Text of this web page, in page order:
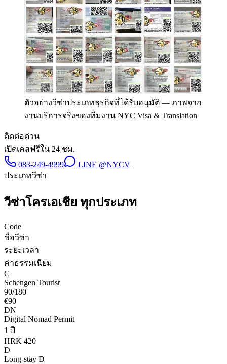
ตัวอย่างวีซ่าประเภทธุรกิจที่ได้รับอนุมัติ — ภาพจาก
งานบริการจริงของทีมงาน NYC Visa & Translation
ติดต่อด่วน
เปิดเคสฟรีใน 24 ชม.
083-249-4999
LINE @NYCV
ประเภทวีซ่า
วีซ่าโครเอเชีย ทุกประเภท
Code
ชื่อวีซ่า
ระยะเวลา
ค่าธรรมเนียม
C
Schengen Tourist
90/180
€90
DN
Digital Nomad Permit
1 ปี
HRK 420
D
Long-stay D